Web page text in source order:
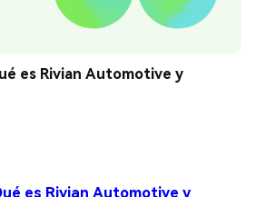
es Rivian Automotive y
es Rivian Automotive y